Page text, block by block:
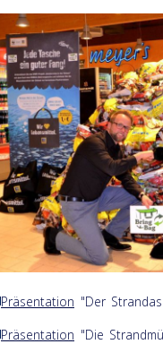
Präsentation "Der
Präsentation "Die